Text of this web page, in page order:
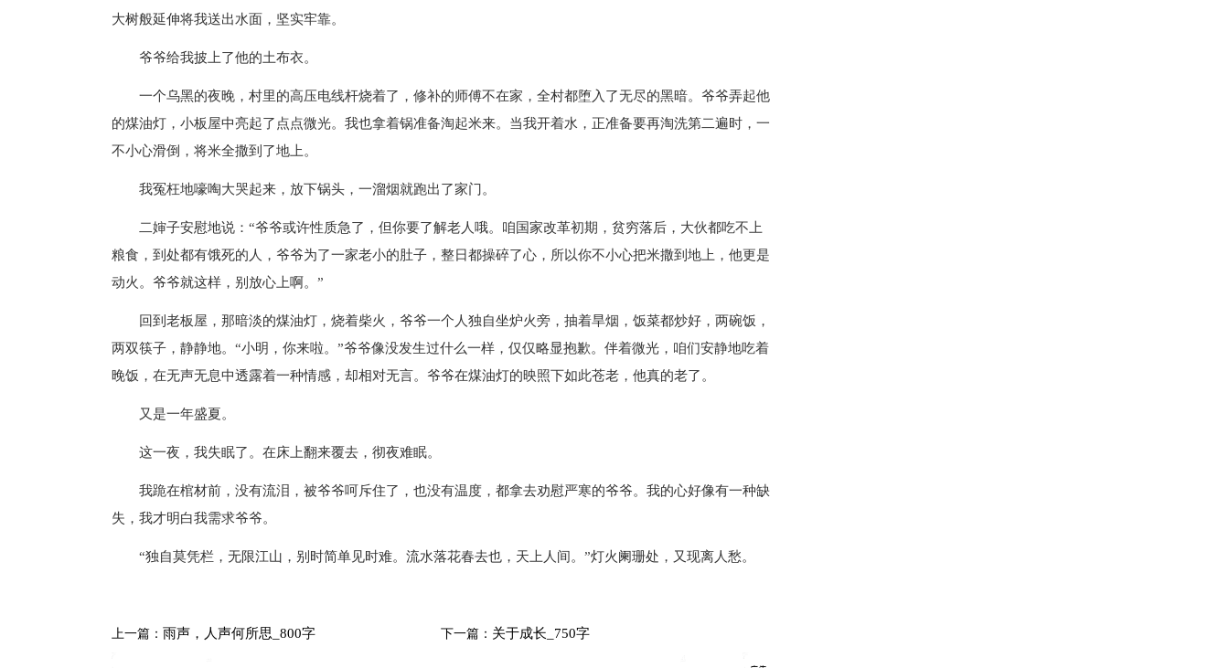
大树般延伸将我送出水面，坚实牢靠。
爷爷给我披上了他的土布衣。
一个乌黑的夜晚，村里的高压电线杆烧着了，修补的师傅不在家，全村都堕入了无尽的黑暗。爷爷弄起他
的煤油灯，小板屋中亮起了点点微光。我也拿着锅准备淘起米来。当我开着水，正准备要再淘洗第二遍时，一
不小心滑倒，将米全撒到了地上。
我冤枉地嚎啕大哭起来，放下锅头，一溜烟就跑出了家门。
二婶子安慰地说：“爷爷或许性质急了，但你要了解老人哦。咱国家改革初期，贫穷落后，大伙都吃不上
粮食，到处都有饿死的人，爷爷为了一家老小的肚子，整日都操碎了心，所以你不小心把米撒到地上，他更是
动火。爷爷就这样，别放心上啊。”
回到老板屋，那暗淡的煤油灯，烧着柴火，爷爷一个人独自坐炉火旁，抽着旱烟，饭菜都炒好，两碗饭，
两双筷子，静静地。“小明，你来啦。”爷爷像没发生过什么一样，仅仅略显抱歉。伴着微光，咱们安静地吃着
晚饭，在无声无息中透露着一种情感，却相对无言。爷爷在煤油灯的映照下如此苍老，他真的老了。
又是一年盛夏。
这一夜，我失眠了。在床上翻来覆去，彻夜难眠。
我跪在棺材前，没有流泪，被爷爷呵斥住了，也没有温度，都拿去劝慰严寒的爷爷。我的心好像有一种缺
失，我才明白我需求爷爷。
“独自莫凭栏，无限江山，别时简单见时难。流水落花春去也，天上人间。”灯火阑珊处，又现离人愁。
上一篇： 雨声，人声何所思_800字 下一篇： 关于成长_750字